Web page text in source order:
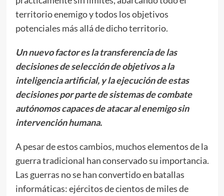
territorio enemigo y todos los objetivos
potenciales más allá de dicho territorio.
Un nuevo factor es la transferencia de las
decisiones de selección de objetivos a la
inteligencia artificial, y la ejecución de estas
decisiones por parte de sistemas de combate
autónomos capaces de atacar al enemigo sin
intervención humana.
A pesar de estos cambios, muchos elementos de la
guerra tradicional han conservado su importancia.
Las guerras no se han convertido en batallas
informáticas: ejércitos de cientos de miles de